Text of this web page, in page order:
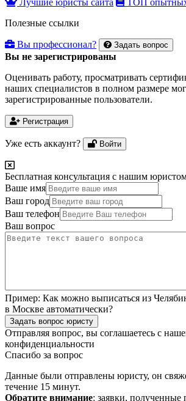
Полезные ссылки
Вы профессионал? Задать вопрос
Вы не зарегистрированы
Оценивать работу, просматривать
наших специалистов в полном размере
зарегистрированные пользователи.
Регистрация
Уже есть аккаунт? Войти
Бесплатная консультация с нашим
Ваше имя
Ваш город
Ваш телефон
Ваш вопрос
Пример: Как можно выписаться из
в Москве автоматически?
Задать вопрос юристу
Отправляя вопрос, вы соглашаетесь с
конфиденциальности
Спасибо за вопрос
Данные были отправлены юристу, он
течение 15 минут.
Обратите внимание: заявки, полученные